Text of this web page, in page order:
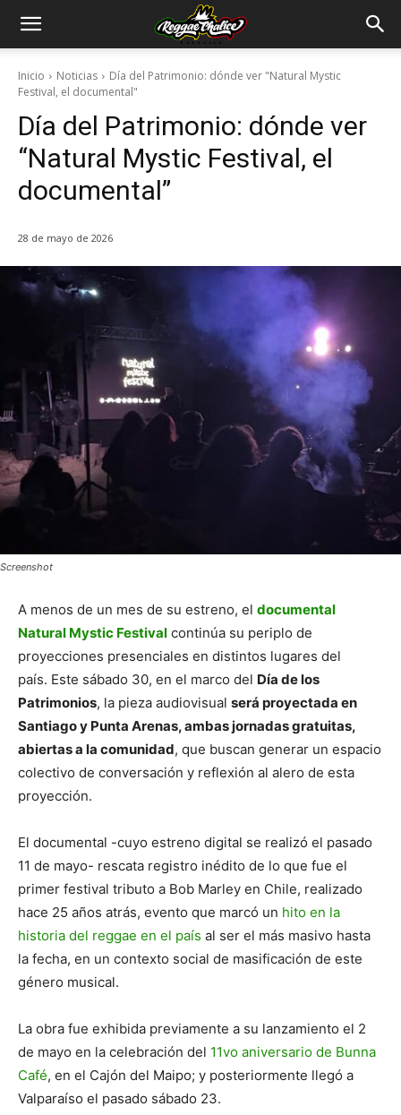
Inicio Noticias
Día del Patrimonio: dónde ver "Natural Mystic
Festival, el documental"
Día del Patrimonio: dónde ver
“Natural Mystic Festival, el
documental”
28 de mayo de 2026
Screenshot
A menos de un mes de su estreno, el documental
Natural Mystic Festival continúa su periplo de
proyecciones presenciales en distintos lugares del
país. Este sábado 30, en el marco del Día de los
Patrimonios, la pieza audiovisual será proyectada en
Santiago y Punta Arenas, ambas jornadas gratuitas,
abiertas a la comunidad, que buscan generar un espacio
colectivo de conversación y reflexión al alero de esta
proyección.
El documental -cuyo estreno digital se realizó el pasado
11 de mayo- rescata registro inédito de lo que fue el
primer festival tributo a Bob Marley en Chile, realizado
hace 25 años atrás, evento que marcó un hito en la
historia del reggae en el país al ser el más masivo hasta
la fecha, en un contexto social de masificación de este
género musical.
La obra fue exhibida previamente a su lanzamiento el 2
de mayo en la celebración del 11vo aniversario de Bunna
Café, en el Cajón del Maipo; y posteriormente llegó a
Valparaíso el pasado sábado 23.